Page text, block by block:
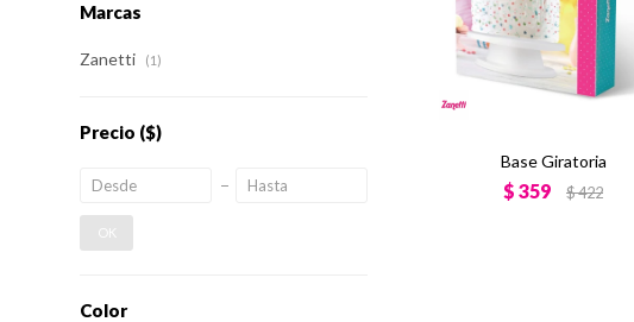
Base Giratoria
$ 359 $422
Marcas
Zanetti (1)
Precio ($)
OK
Color